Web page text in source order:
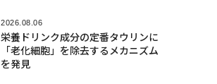
2026.08.06
栄養ドリンク成分の定番タウリンに
「老化細胞」を除去するメカニズム
を発見